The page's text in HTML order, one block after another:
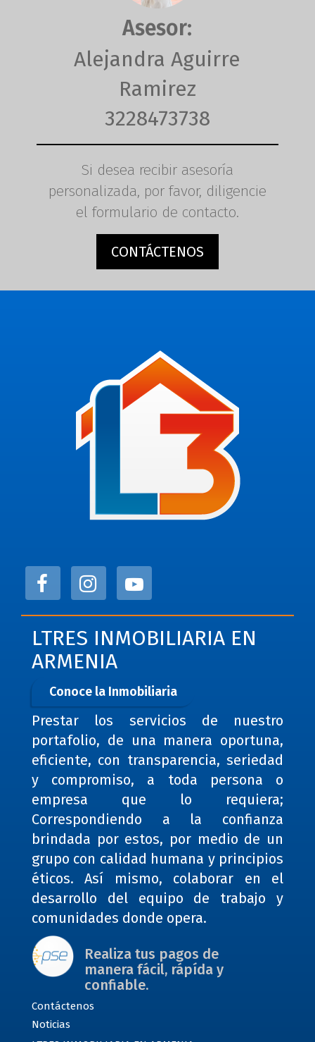
Asesor:
Alejandra Aguirre
Ramirez
3228473738
Si desea recibir asesoría
personalizada, por favor, diligencie
el formulario de contacto.
CONTÁCTENOS
LTRES INMOBILIARIA EN
ARMENIA
Conoce la Inmobiliaria
Prestar los servicios de nuestro
portafolio, de una manera oportuna,
eficiente, con transparencia, seriedad
y compromiso, a toda persona o
empresa que lo requiera;
Correspondiendo a la confianza
brindada por estos, por medio de un
grupo con calidad humana y principios
éticos. Así mismo, colaborar en el
desarrollo del equipo de trabajo y
comunidades donde opera.
Realiza tus pagos de
manera fácil, rápída y
confiable.
Contáctenos
Noticias